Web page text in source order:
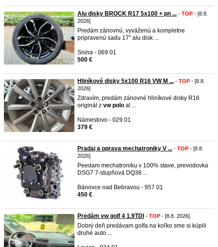
Alu disky BROCK R17 5x100 + pn ... - TOP - [8.8.
2026]
Predám zánovnú, vyváženú a kompletne
pripravenú sadu 17" alu disk ...
Snina - 069 01
500 €
Hliníkové disky 5x100 R16 VW M ... - TOP - [8.8.
2026]
Zdravím, predám zánovné hliníkové disky R16
originál z vw polo al ...
Námestovo - 029 01
379 €
Pradaj a oprava mechatroniky V ... - TOP - [8.8.
2026]
Peedam mechatroniku v 100% stave, prevodovka
DSG7 7-stupňová DQ38 ...
Bánovce nad Bebravou - 957 01
450 €
Predám vw golf 4 1.9TDI - TOP - [8.8. 2026]
Dobrý deň predávam golfa na koľko sme si kúpili
druhé auto ...